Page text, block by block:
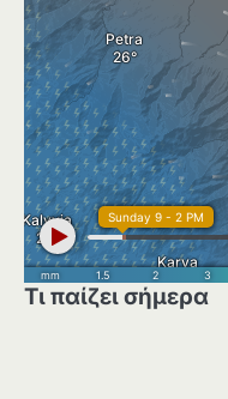
Τι παίζει σήμερα